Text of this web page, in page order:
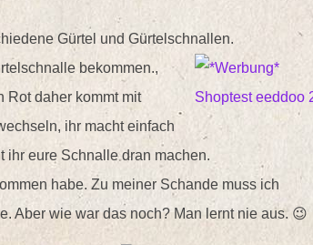
Gürtel und Gürtelschnallen.
bekommen.,
Rot daher kommt mit
ihr macht einfach
ihr eure Schnalle dran machen.
habe. Zu meiner Schande muss ich
Aber wie war das noch? Man lernt nie aus. 😉